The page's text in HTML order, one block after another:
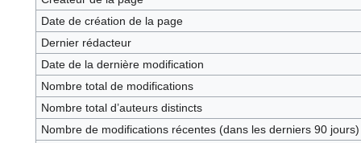
Date de création de la page
Dernier rédacteur
Date de la dernière modification
Nombre total de modifications
Nombre total d’auteurs distincts
Nombre de modifications récentes (dans les derniers 90 jours)